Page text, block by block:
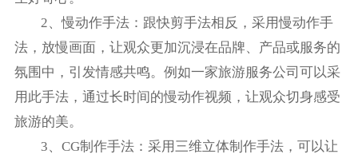
2、慢动作手法：跟快剪手法相反，采用慢动作手
法，放慢画面，让观众更加沉浸在品牌、产品或服务的
氛围中，引发情感共鸣。例如一家旅游服务公司可以采
用此手法，通过长时间的慢动作视频，让观众切身感受
旅游的美。
3、CG制作手法：采用三维立体制作手法，可以让